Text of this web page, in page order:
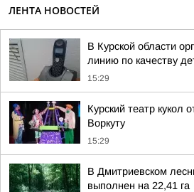
ЛЕНТА НОВОСТЕЙ
В Курской области
линию по качеству
15:29
Курский театр кукол
Воркуту
15:29
В Дмитриевском
выполнен на 22,41 га